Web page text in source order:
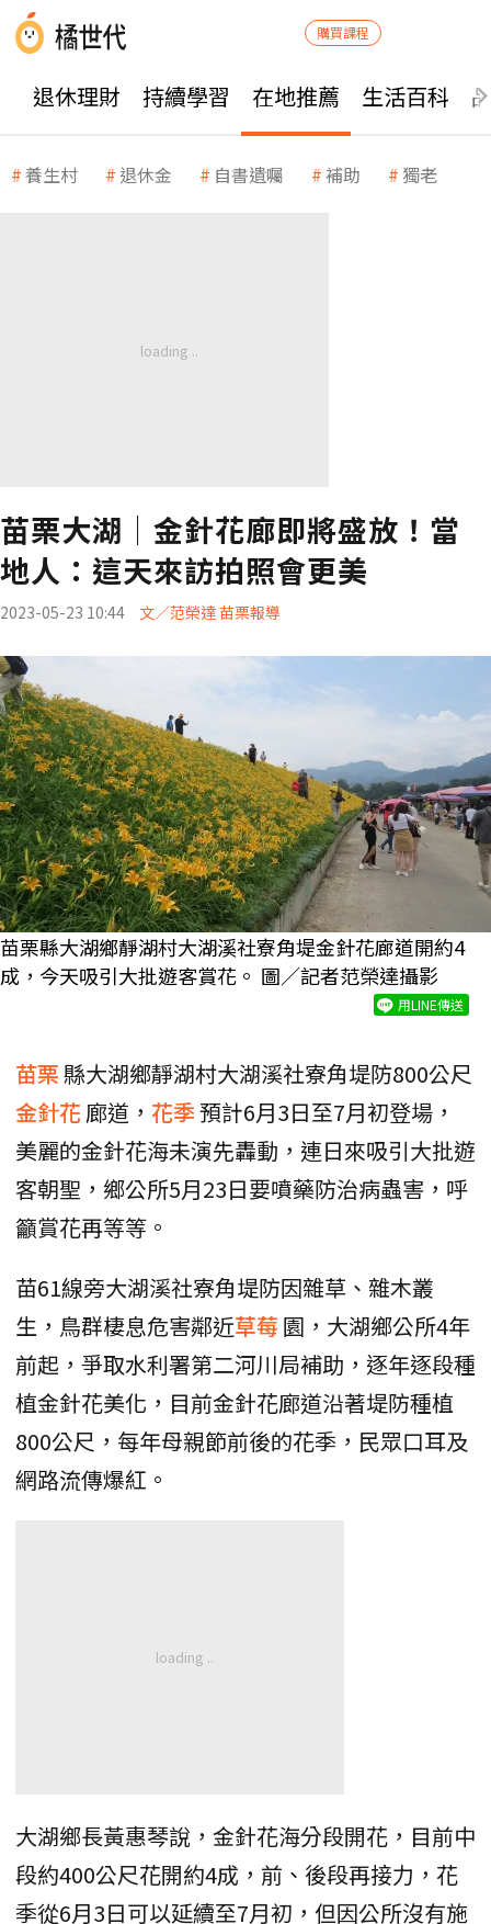
購買課程
退休理財 持續學習 在地推薦 生活百科
養生村 退休金 自書遺囑 補助 獨老
苗栗大湖│金針花廊即將盛放！當
地人：這天來訪拍照會更美
2023-05-23 10:44 文／范榮達 苗栗報導
苗栗縣大湖鄉靜湖村大湖溪社寮角堤金針花廊道開約4
成，今天吸引大批遊客賞花。 圖／記者范榮達攝影
用LINE傳送
苗栗縣大湖鄉靜湖村大湖溪社寮角堤防800公尺
金針花 廊道， 花季預計6月3日至7月初登場，
美麗的金針花海未演先轟動，連日來吸引大批遊
客朝聖，鄉公所5月23日要噴藥防治病蟲害，呼
籲賞花再等等。
苗61線旁大湖溪社寮角堤防因雜草、雜木叢
生，鳥群棲息危害鄰近草莓 園，大湖鄉公所4年
前起，爭取水利署第二河川局補助，逐年逐段種
植金針花美化，目前金針花廊道沿著堤防種植
800公尺，每年母親節前後的花季，民眾口耳及
網路流傳爆紅。
大湖鄉長黃惠琴說，金針花海分段開花，目前中
段約400公尺花開約4成，前、後段再接力，花
季從6月3日可以延續至7月初，但因公所沒有施